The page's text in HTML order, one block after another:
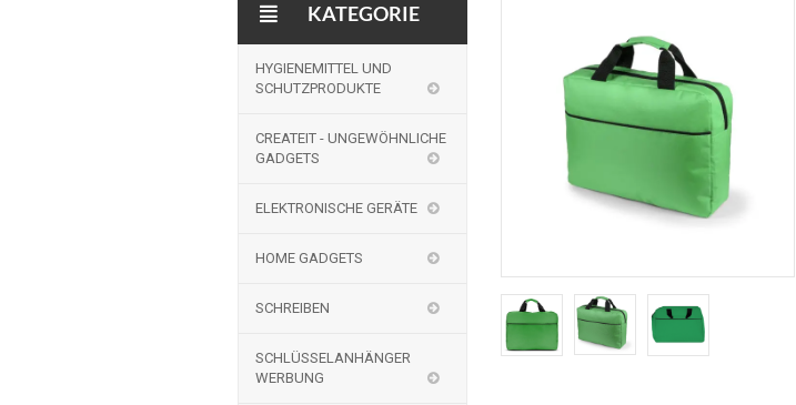
KATEGORIE
HYGIENEMITTEL UND
SCHUTZPRODUKTE
CREATEIT - UNGEWÖHNLICHE
GADGETS
ELEKTRONISCHE GERÄTE
HOME GADGETS
SCHREIBEN
SCHLÜSSELANHÄNGER
WERBUNG